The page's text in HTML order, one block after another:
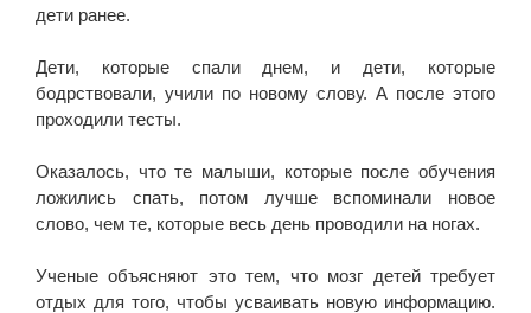
дети ранее.
Дети, которые спали днем, и дети, которые
бодрствовали, учили по новому слову. А после этого
проходили тесты.
Оказалось, что те малыши, которые после обучения
ложились спать, потом лучше вспоминали новое
слово, чем те, которые весь день проводили на ногах.
Ученые объясняют это тем, что мозг детей требует
отдых для того, чтобы усваивать новую информацию.